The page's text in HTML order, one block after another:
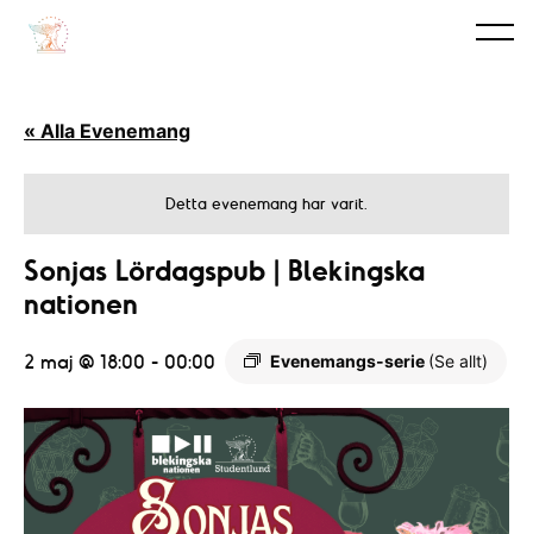
« Alla Evenemang
Detta evenemang har varit.
Sonjas Lördagspub | Blekingska
nationen
2 maj @ 18:00 - 00:00 Evenemangs-serie (Se allt)